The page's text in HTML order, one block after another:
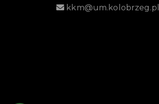
kkm@um.kolobrzeg.pl